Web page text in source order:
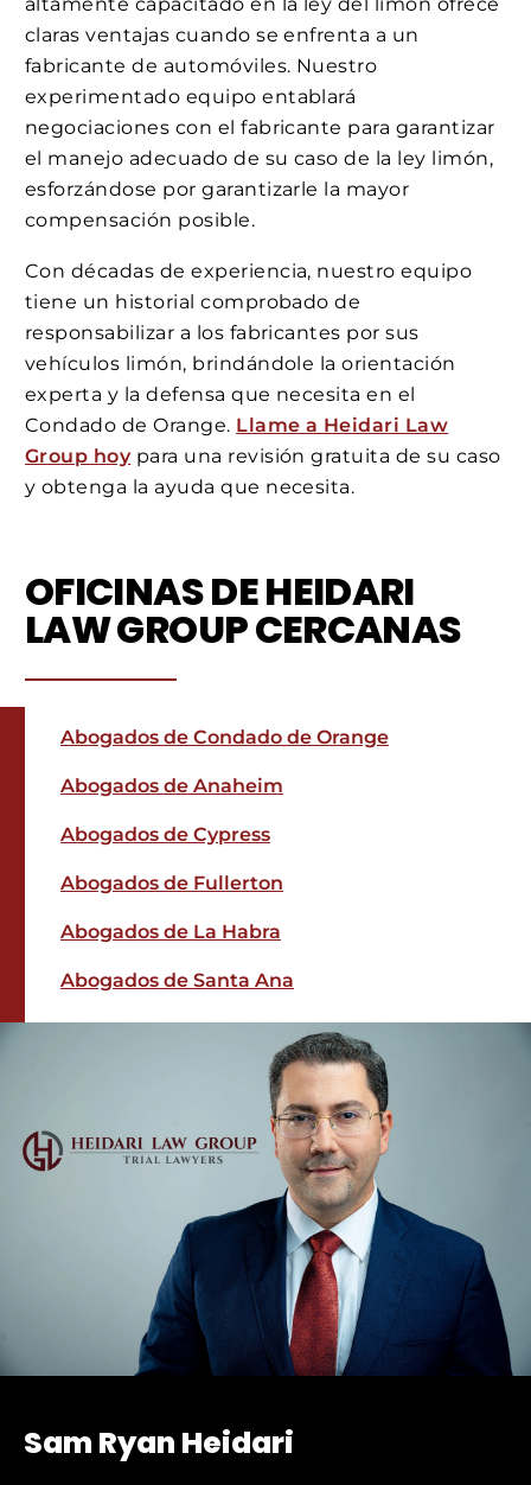
claras ventajas cuando se enfrenta a un
fabricante de automóviles. Nuestro
experimentado equipo entablará
negociaciones con el fabricante para garantizar
el manejo adecuado de su caso de la ley limón,
esforzándose por garantizarle la mayor
compensación posible.
Con décadas de experiencia, nuestro equipo
tiene un historial comprobado de
responsabilizar a los fabricantes por sus
vehículos limón, brindándole la orientación
experta y la defensa que necesita en el
Condado de Orange. Llame a Heidari Law
Group hoypara una revisión gratuita de su caso
y obtenga la ayuda que necesita.
OFICINAS DE HEIDARI
LAW GROUP CERCANAS
Abogados de Condado de Orange
Abogados de Anaheim
Abogados de Cypress
Abogados de Fullerton
Abogados de La Habra
Abogados de Santa Ana
Sam Ryan Heidari